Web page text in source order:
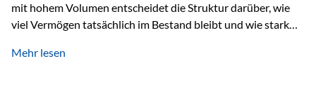
mit hohem Volumen entscheidet die Struktur darüber, wie
viel Vermögen tatsächlich im Bestand bleibt und wie stark
Beispiel verdeutlicht diese Wirkung besonders deutlich.
Mehr lesen